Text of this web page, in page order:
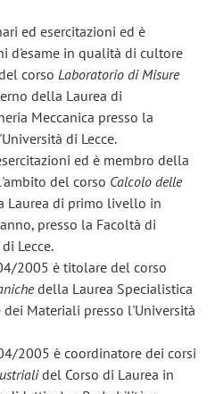
ed esercitazioni ed è
d'esame in qualità di cultore
corsoLaboratorio di Misure
della Laurea di
Meccanica presso la
di Lecce.
ed è membro della
del corso Calcolo delle
Laurea di primo livello in
presso la Facoltà di
Lecce.
2005 è titolare del corso
della Laurea Specialistica
Materiali presso l'Università
2005 è coordinatore dei corsi
del Corso di Laurea in